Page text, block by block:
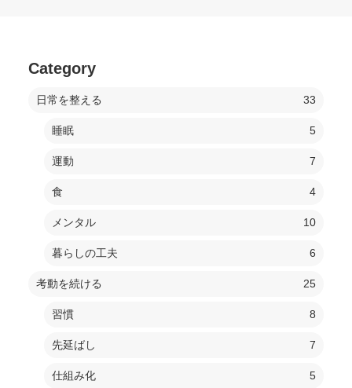
Category
日常を整える 33
睡眠 5
運動 7
食 4
メンタル 10
暮らしの工夫 6
考動を続ける 25
習慣 8
先延ばし 7
仕組み化 5